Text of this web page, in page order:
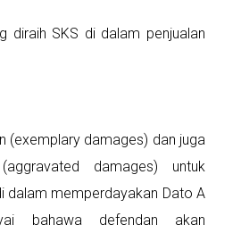
diraih SKS di dalam penjualan
(exemplary damages) dan juga
damages) untuk
dalam memperdayakan Dato A
bahawa defendan akan